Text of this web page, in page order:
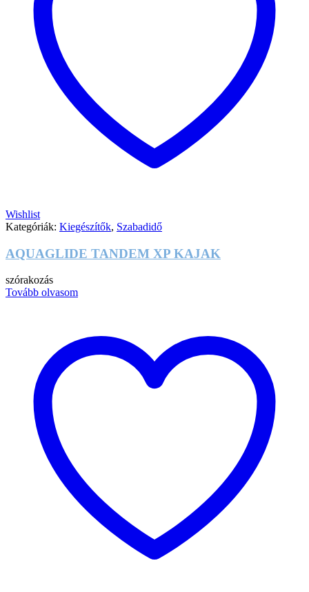
Wishlist
Kategóriák: Kiegészítők, Szabadidő
AQUAGLIDE TANDEM XP KAJAK
szórakozás
Tovább olvasom